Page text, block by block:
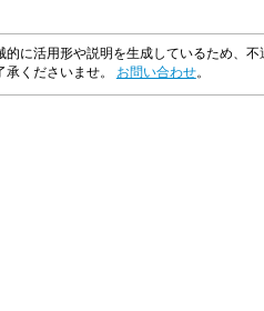
に活用形や説明を生成しているため、不
承くださいませ。 お問い合わせ。